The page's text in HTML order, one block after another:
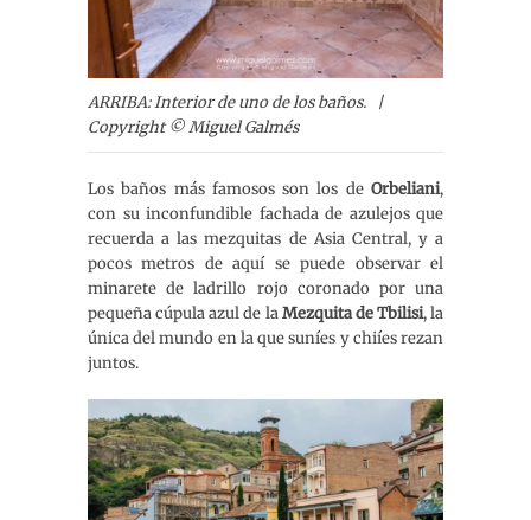
ARRIBA: Interior de uno de los baños. |
Copyright © Miguel Galmés
Los baños más famosos son los de Orbeliani,
con su inconfundible fachada de azulejos que
recuerda a las mezquitas de Asia Central, y a
pocos metros de aquí se puede observar el
minarete de ladrillo rojo coronado por una
pequeña cúpula azul de laMezquita de Tbilisi, la
única del mundo en la que suníes y chiíes rezan
juntos.